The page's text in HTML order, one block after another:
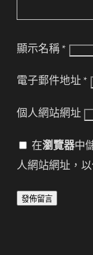
顯示名稱 *
電子郵件地址 *
個人網站網址
在瀏覽器中
人網站網址，